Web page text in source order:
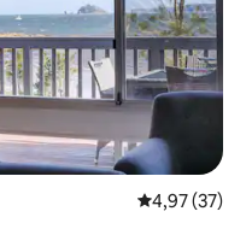
Gemiddelde
4,97 (37)